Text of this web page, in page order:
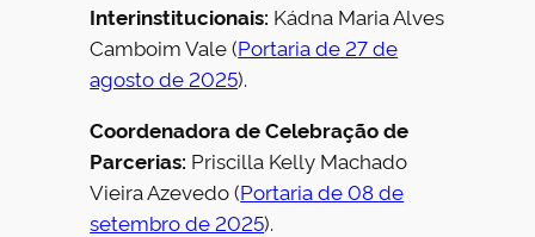
Interinstitucionais: Kádna Maria Alves
Camboim Vale (Portaria de 27 de
agosto de 2025).
Coordenadora de Celebração de
Parcerias: Priscilla Kelly Machado
Vieira Azevedo (Portaria de 08 de
setembro de 2025).